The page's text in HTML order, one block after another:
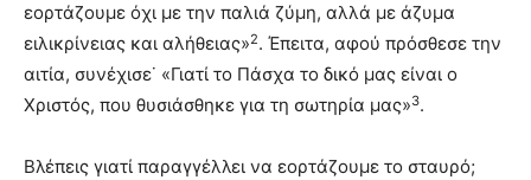
εορτάζουμε όχι με την παλιά ζύμη, αλλά με άζυμα
ειλικρίνειας και αλήθειας»2. Έπειτα, αφού πρόσθεσε την
αιτία, συνέχισε˙ «Γιατί το Πάσχα το δικό μας είναι ο
Χριστός, που θυσιάσθηκε για τη σωτηρία μας»3.
Βλέπεις γιατί παραγγέλλει να εορτάζουμε το σταυρό;